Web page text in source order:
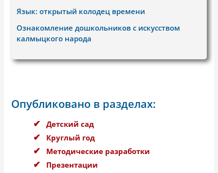
Язык: открытый колодец времени
Ознакомление дошкольников с искусством
калмыцкого народа
Опубликовано в разделах:
Детский сад
Круглый год
Методические разработки
Презентации